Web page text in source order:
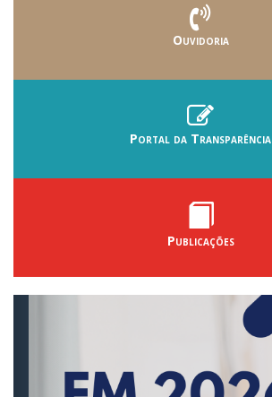
Ouvidoria
Portal da Transparência
Publicações